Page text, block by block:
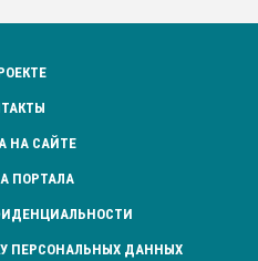
НА САЙТЕ
ПОРТАЛА
ПЕРСОНАЛЬНЫХ ДАННЫХ